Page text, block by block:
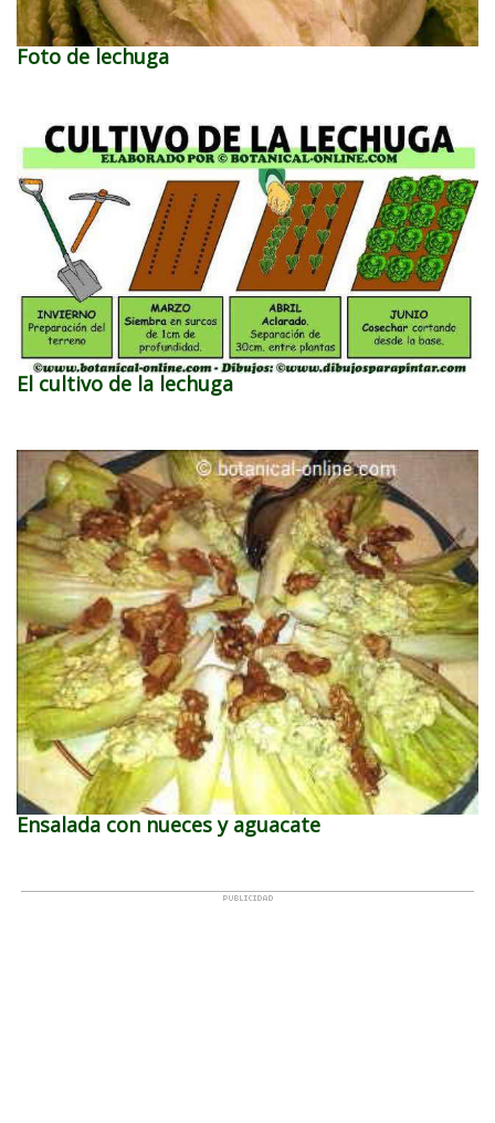
Foto de lechuga
El cultivo de la lechuga
Ensalada con nueces y aguacate